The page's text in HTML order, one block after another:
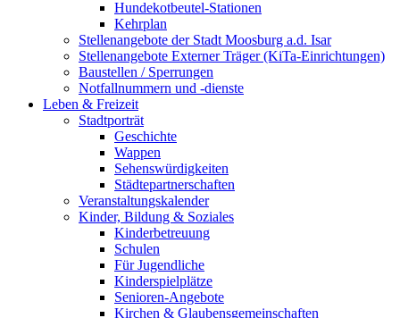
Hundekotbeutel-Stationen
Kehrplan
Stellenangebote der Stadt Moosburg a.d. Isar
Stellenangebote Externer Träger (KiTa-Einrichtungen)
Baustellen / Sperrungen
Notfallnummern und -dienste
Leben & Freizeit
Stadtporträt
Geschichte
Wappen
Sehenswürdigkeiten
Städtepartnerschaften
Veranstaltungskalender
Kinder, Bildung & Soziales
Kinderbetreuung
Schulen
Für Jugendliche
Kinderspielplätze
Senioren-Angebote
Kirchen & Glaubensgemeinschaften